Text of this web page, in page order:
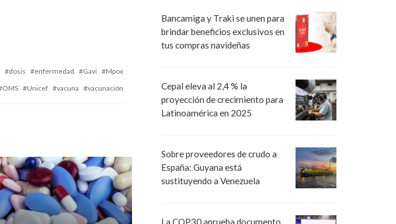
dosis enfermedad Gavi
Mpox
OMS
Unicef vacuna vacunación
Bancamiga y Traki se unen para
brindar beneficios exclusivos en
tus compras navideñas
Cepal eleva al 2,4 % la
proyección de crecimiento para
Latinoamérica en 2025
Sobre proveedores de crudo a
España: Guyana está
sustituyendo a Venezuela
La COP30 aprueba documento